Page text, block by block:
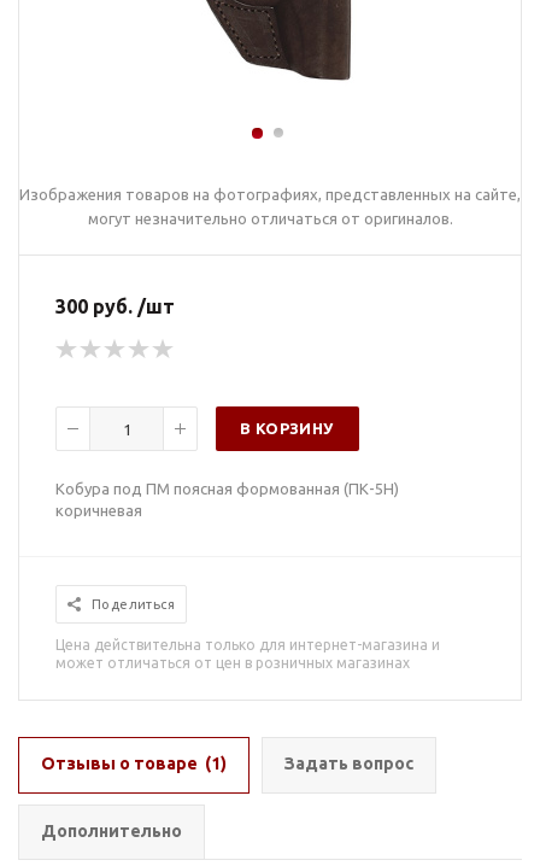
Изображения товаров на фотографиях, представленных на сайте,
могут незначительно отличаться от оригиналов.
300 руб. /шт
В КОРЗИНУ
Кобура под ПМ поясная формованная (ПК-5Н)
коричневая
Поделиться
Цена действительна только для интернет-магазина и
может отличаться от цен в розничных магазинах
Отзывы о товаре (1) Задать вопрос
Дополнительно